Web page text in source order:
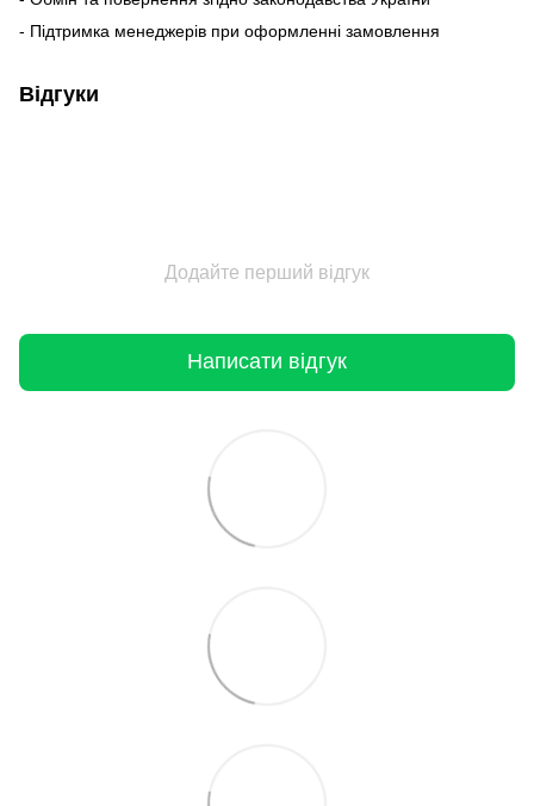
- Підтримка менеджерів при оформленні замовлення
Відгуки
Додайте перший відгук
Написати відгук